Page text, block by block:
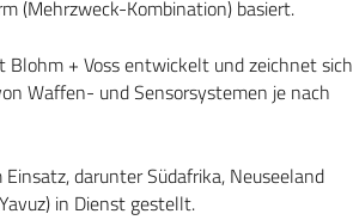
(Mehrzweck-Kombination) basiert.
Blohm + Voss entwickelt und zeichnet sich
Waffen- und Sensorsystemen je nach
darunter Südafrika, Neuseeland
in Dienst gestellt.